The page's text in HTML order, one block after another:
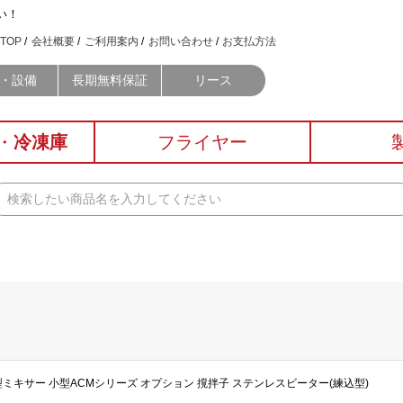
！
会社概要 ご利用案内 お問い合わせ お支払方法
設備 長期無料保証 リース
冷凍庫 フライヤー
キサー 小型ACMシリーズ オプション 撹拌子 ステンレスビーター(練込型)